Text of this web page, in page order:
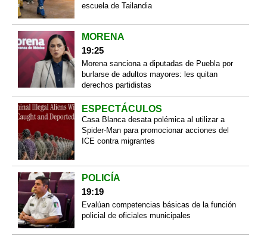
escuela de Tailandia
MORENA
19:25
Morena sanciona a diputadas de Puebla por
burlarse de adultos mayores: les quitan
derechos partidistas
ESPECTÁCULOS
Casa Blanca desata polémica al utilizar a
Spider-Man para promocionar acciones del
ICE contra migrantes
POLICÍA
19:19
Evalúan competencias básicas de la función
policial de oficiales municipales